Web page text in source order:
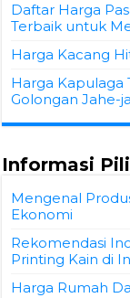
Daftar Harga
Terbaik untuk
Harga Kacang
Harga Kapulaga
Golongan Jahe-
Informasi
Mengenal
Ekonomi
Rekomendasi
Printing Kain di
Harga Rumah